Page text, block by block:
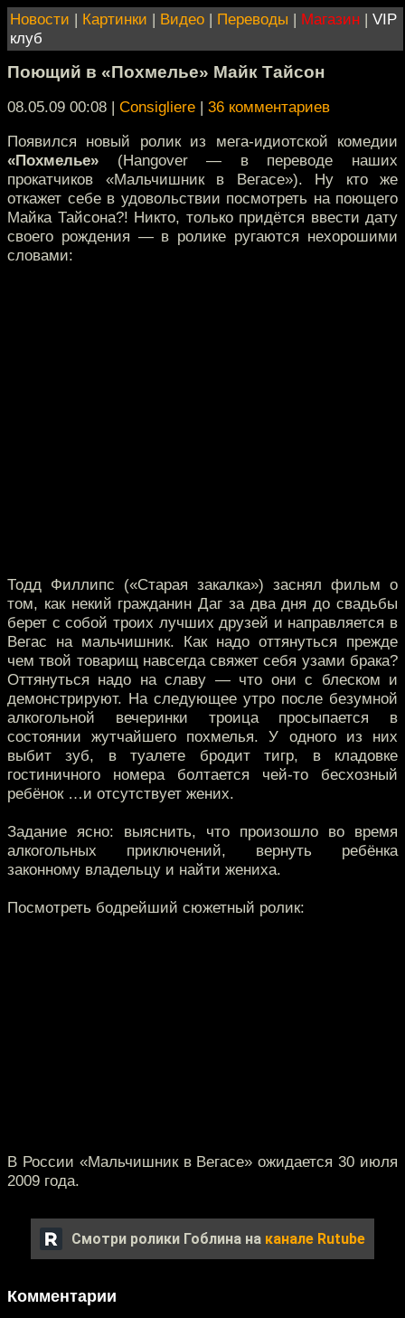
Новости | Картинки | Видео | Переводы | Магазин | VIP
клуб
Поющий в «Похмелье» Майк Тайсон
08.05.09 00:08 | Consigliere | 36 комментариев
Появился новый ролик из мега-идиотской комедии
«Похмелье» (Hangover — в переводе наших
прокатчиков «Мальчишник в Вегасе»). Ну кто же
откажет себе в удовольствии посмотреть на поющего
Майка Тайсона?! Никто, только придётся ввести дату
своего рождения — в ролике ругаются нехорошими
словами:
Тодд Филлипс («Старая закалка») заснял фильм о
том, как некий гражданин Даг за два дня до свадьбы
берет с собой троих лучших друзей и направляется в
Вегас на мальчишник. Как надо оттянуться прежде
чем твой товарищ навсегда свяжет себя узами брака?
Оттянуться надо на славу — что они с блеском и
демонстрируют. На следующее утро после безумной
алкогольной вечеринки троица просыпается в
состоянии жутчайшего похмелья. У одного из них
выбит зуб, в туалете бродит тигр, в кладовке
гостиничного номера болтается чей-то бесхозный
ребёнок …и отсутствует жених.
Задание ясно: выяснить, что произошло во время
алкогольных приключений, вернуть ребёнка
законному владельцу и найти жениха.
Посмотреть бодрейший сюжетный ролик:
В России «Мальчишник в Вегасе» ожидается 30 июля
2009 года.
Смотри ролики Гоблина на канале Rutube
Комментарии